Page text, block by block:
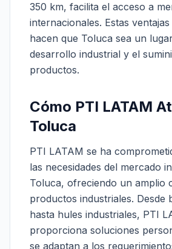
350 km, facilita el acceso a
internacionales. Estas
hacen que Toluca sea un
desarrollo industrial y el
productos.
Cómo PTI LATAM
Toluca
PTI LATAM se ha
las necesidades del mercado
Toluca, ofreciendo un amplio
productos industriales. Desde
hasta hules industriales, PTI
proporciona soluciones
se adaptan a los